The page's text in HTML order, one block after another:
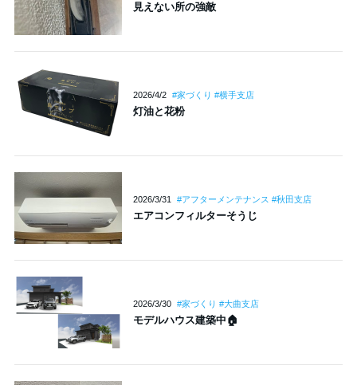
見えない所の強敵
2026/4/2 #家づくり #横手支店
灯油と花粉
2026/3/31 #アフターメンテナンス #秋田支店
エアコンフィルターそうじ
2026/3/30 #家づくり #大曲支店
モデルハウス建築中🏠